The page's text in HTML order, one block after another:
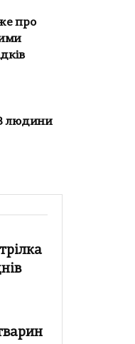
про
3 людини